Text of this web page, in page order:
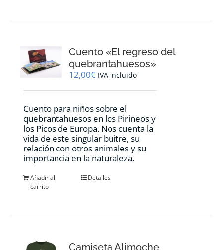
se
pueden
elegir
en
la
producto
Cuento «El regreso del
quebrantahuesos»
12,00€ IVA incluido
Cuento para niños sobre el
quebrantahuesos en los Pirineos y
los Picos de Europa. Nos cuenta la
vida de este singular buitre, su
relación con otros animales y su
importancia en la naturaleza.
Añadir al
carrito
Detalles
Camiseta Alimoche